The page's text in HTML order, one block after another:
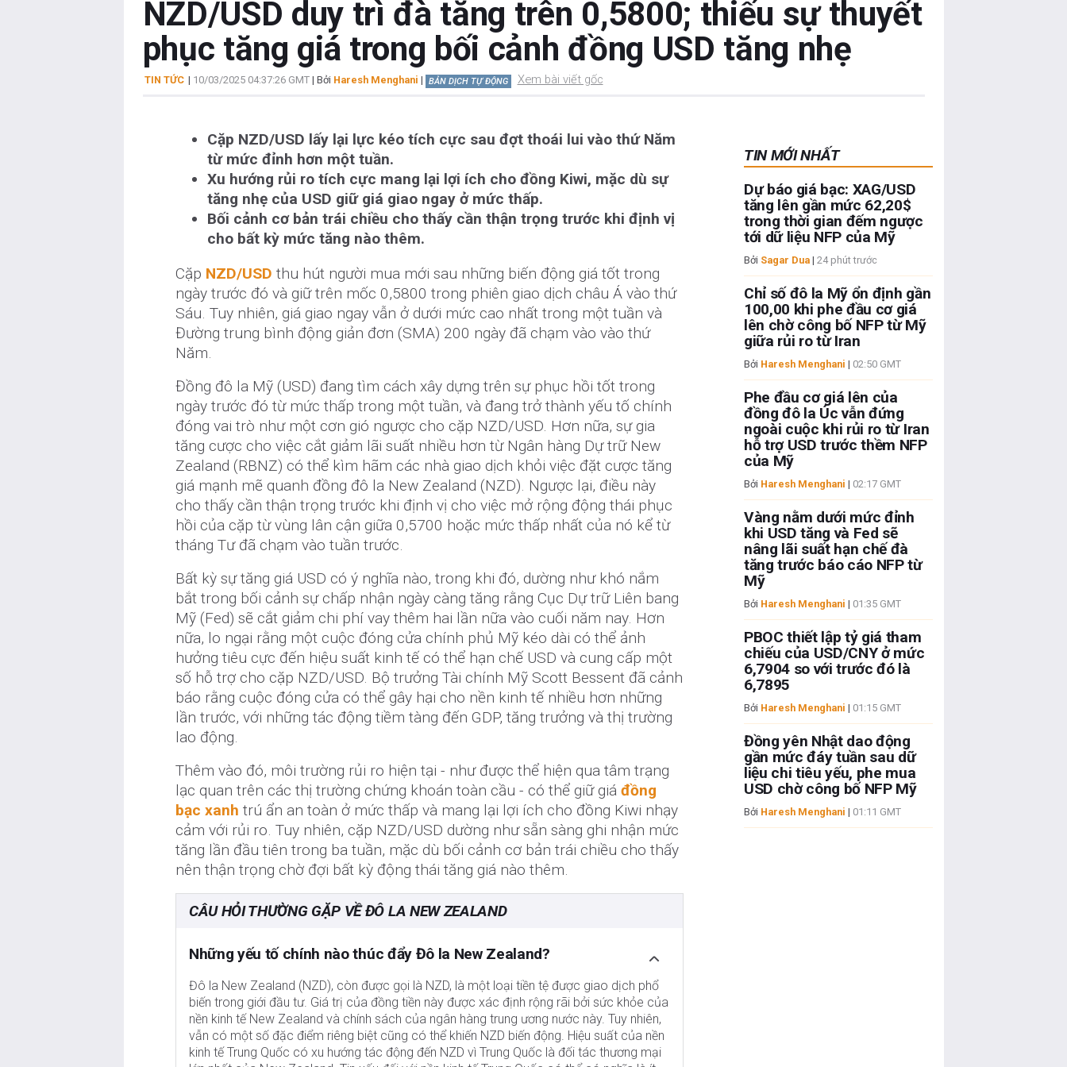
NZD/USD duy trì đà tăng trên 0,5800; thiếu sự thuyết
phục tăng giá trong bối cảnh đồng USD tăng nhẹ
TIN TỨC | 10/03/2025 04:37:26 GMT| Bởi Haresh Menghani | BẢN DỊCH TỰ ĐỘNG Xem bài viết gốc
Cặp NZD/USD lấy lại lực kéo tích cực sau đợt thoái lui vào thứ Năm
từ mức đỉnh hơn một tuần.
Xu hướng rủi ro tích cực mang lại lợi ích cho đồng Kiwi, mặc dù sự
tăng nhẹ của USD giữ giá giao ngay ở mức thấp.
Bối cảnh cơ bản trái chiều cho thấy cần thận trọng trước khi định vị
cho bất kỳ mức tăng nào thêm.
Cặp NZD/USD thu hút người mua mới sau những biến động giá tốt trong
ngày trước đó và giữ trên mốc 0,5800 trong phiên giao dịch châu Á vào thứ
Sáu. Tuy nhiên, giá giao ngay vẫn ở dưới mức cao nhất trong một tuần và
Đường trung bình động giản đơn (SMA) 200 ngày đã chạm vào vào thứ
Năm.
Đồng đô la Mỹ (USD) đang tìm cách xây dựng trên sự phục hồi tốt trong
ngày trước đó từ mức thấp trong một tuần, và đang trở thành yếu tố chính
đóng vai trò như một cơn gió ngược cho cặp NZD/USD. Hơn nữa, sự gia
tăng cược cho việc cắt giảm lãi suất nhiều hơn từ Ngân hàng Dự trữ New
Zealand (RBNZ) có thể kìm hãm các nhà giao dịch khỏi việc đặt cược tăng
giá mạnh mẽ quanh đồng đô la New Zealand (NZD). Ngược lại, điều này
cho thấy cần thận trọng trước khi định vị cho việc mở rộng động thái phục
hồi của cặp từ vùng lân cận giữa 0,5700 hoặc mức thấp nhất của nó kể từ
tháng Tư đã chạm vào tuần trước.
Bất kỳ sự tăng giá USD có ý nghĩa nào, trong khi đó, dường như khó nắm
bắt trong bối cảnh sự chấp nhận ngày càng tăng rằng Cục Dự trữ Liên bang
Mỹ (Fed) sẽ cắt giảm chi phí vay thêm hai lần nữa vào cuối năm nay. Hơn
nữa, lo ngại rằng một cuộc đóng cửa chính phủ Mỹ kéo dài có thể ảnh
hưởng tiêu cực đến hiệu suất kinh tế có thể hạn chế USD và cung cấp một
số hỗ trợ cho cặp NZD/USD. Bộ trưởng Tài chính Mỹ Scott Bessent đã cảnh
báo rằng cuộc đóng cửa có thể gây hại cho nền kinh tế nhiều hơn những
lần trước, với những tác động tiềm tàng đến GDP, tăng trưởng và thị trường
lao động.
Thêm vào đó, môi trường rủi ro hiện tại - như được thể hiện qua tâm trạng
lạc quan trên các thị trường chứng khoán toàn cầu - có thể giữ giá đồng
bạc xanh trú ẩn an toàn ở mức thấp và mang lại lợi ích cho đồng Kiwi nhạy
cảm với rủi ro. Tuy nhiên, cặp NZD/USD dường như sẵn sàng ghi nhận mức
tăng lần đầu tiên trong ba tuần, mặc dù bối cảnh cơ bản trái chiều cho thấy
nên thận trọng chờ đợi bất kỳ động thái tăng giá nào thêm.
CÂU HỎI THƯỜNG GẶP VỀ ĐÔ LA NEW ZEALAND
Những yếu tố chính nào thúc đẩy Đô la New Zealand?
Đô la New Zealand (NZD), còn được gọi là NZD, là một loại tiền tệ được giao dịch phổ
biến trong giới đầu tư. Giá trị của đồng tiền này được xác định rộng rãi bởi sức khỏe của
nền kinh tế New Zealand và chính sách của ngân hàng trung ương nước này. Tuy nhiên,
vẫn có một số đặc điểm riêng biệt cũng có thể khiến NZD biến động. Hiệu suất của nền
kinh tế Trung Quốc có xu hướng tác động đến NZD vì Trung Quốc là đối tác thương mại
TIN MỚI NHẤT
Dự báo giá bạc: XAG/USD
tăng lên gần mức 62,20$
trong thời gian đếm ngược
tới dữ liệu NFP của Mỹ
Bởi Sagar Dua| 24 phút trước
Chỉ số đô la Mỹ ổn định gần
100,00 khi phe đầu cơ giá
lên chờ công bố NFP từ Mỹ
giữa rủi ro từ Iran
Bởi Haresh Menghani | 02:50 GMT
Phe đầu cơ giá lên của
đồng đô la Úc vẫn đứng
ngoài cuộc khi rủi ro từ Iran
hỗ trợ USD trước thềm NFP
của Mỹ
Bởi Haresh Menghani | 02:17 GMT
Vàng nằm dưới mức đỉnh
khi USD tăng và Fed sẽ
nâng lãi suất hạn chế đà
tăng trước báo cáo NFP từ
Mỹ
Bởi Haresh Menghani | 01:35 GMT
PBOC thiết lập tỷ giá tham
chiếu của USD/CNY ở mức
6,7904 so với trước đó là
6,7895
Bởi Haresh Menghani | 01:15 GMT
Đồng yên Nhật dao động
gần mức đáy tuần sau dữ
liệu chi tiêu yếu, phe mua
USD chờ công bố NFP Mỹ
Bởi Haresh Menghani | 01:11 GMT